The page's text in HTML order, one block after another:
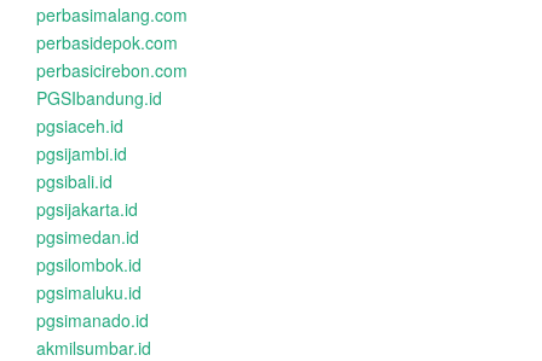
perbasimalang.com
perbasidepok.com
perbasicirebon.com
PGSIbandung.id
pgsiaceh.id
pgsijambi.id
pgsibali.id
pgsijakarta.id
pgsimedan.id
pgsilombok.id
pgsimaluku.id
pgsimanado.id
akmilsumbar.id